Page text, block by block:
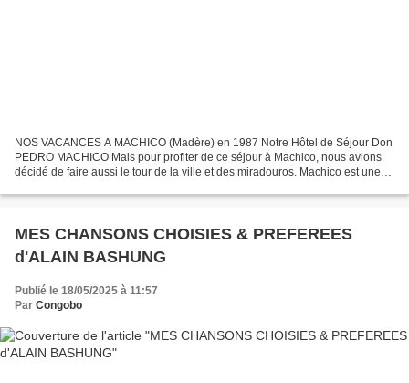
NOS VACANCES A MACHICO (Madère) en 1987 Notre Hôtel de Séjour Don
PEDRO MACHICO Mais pour profiter de ce séjour à Machico, nous avions
décidé de faire aussi le tour de la ville et des miradouros. Machico est une
MES CHANSONS CHOISIES & PREFEREES
d'ALAIN BASHUNG
Publié le 18/05/2025 à 11:57
Par Congobo